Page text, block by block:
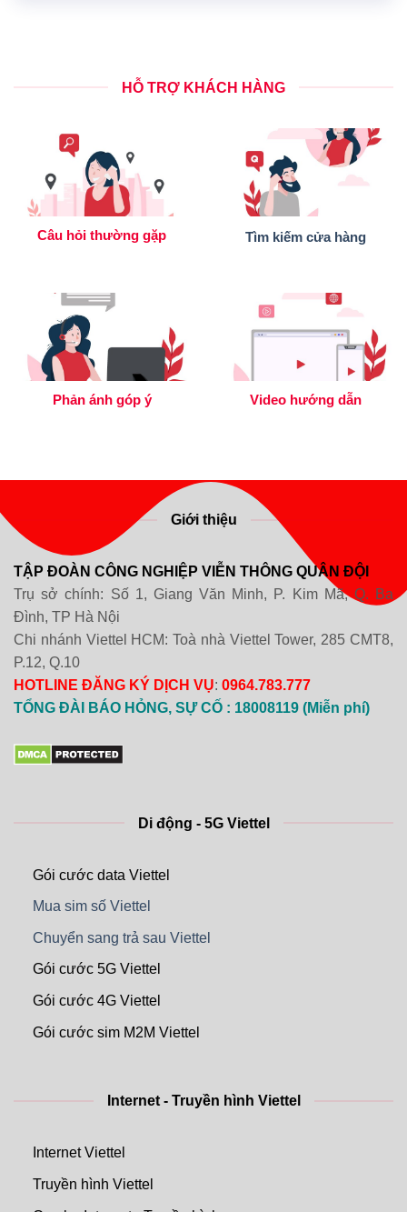
HỖ TRỢ KHÁCH HÀNG
Câu hỏi thường gặp Tìm kiếm cửa hàng
Phản ánh góp ý Video hướng dẫn
Giới thiệu
TẬP ĐOÀN CÔNG NGHIỆP VIỄN THÔNG QUÂN ĐỘI
Trụ sở chính: Số 1, Giang Văn Minh, P. Kim Mã, Q. Ba
Đình, TP Hà Nội
Chi nhánh Viettel HCM: Toà nhà Viettel Tower, 285 CMT8,
P.12, Q.10
HOTLINE ĐĂNG KÝ DỊCH VỤ: 0964.783.777
TỔNG ĐÀI BÁO HỎNG, SỰ CỐ : 18008119 (Miễn phí)
Di động - 5G Viettel
Gói cước data Viettel
Mua sim số Viettel
Chuyển sang trả sau Viettel
Gói cước 5G Viettel
Gói cước 4G Viettel
Gói cước sim M2M Viettel
Internet - Truyền hình Viettel
Internet Viettel
Truyền hình Viettel